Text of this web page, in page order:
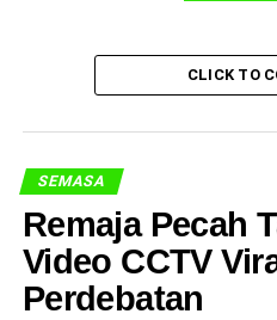
CLICK TO
SEMASA
Remaja Pecah
Video CCTV
Perdebatan